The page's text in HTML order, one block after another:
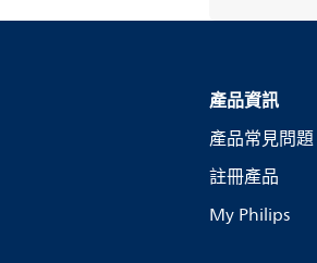
產品資訊
產品常見問題
註冊產品
My Philips